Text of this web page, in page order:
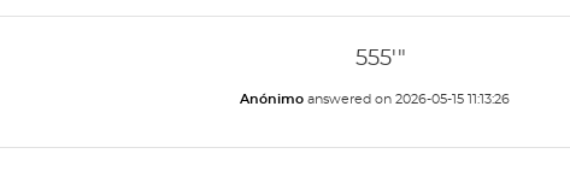
555'"
Anónimo answered on 2026-05-15 11:13:26